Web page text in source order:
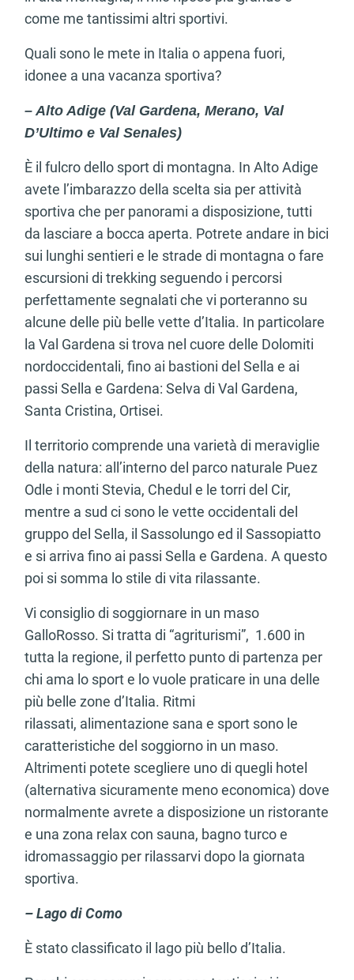
come me tantissimi altri sportivi.
Quali sono le mete in Italia o appena fuori,
idonee a una vacanza sportiva?
– Alto Adige (Val Gardena, Merano, Val
D’Ultimo e Val Senales)
È il fulcro dello sport di montagna. In Alto Adige
avete l’imbarazzo della scelta sia per attività
sportiva che per panorami a disposizione, tutti
da lasciare a bocca aperta. Potrete andare in bici
sui lunghi sentieri e le strade di montagna o fare
escursioni di trekking seguendo i percorsi
perfettamente segnalati che vi porteranno su
alcune delle più belle vette d’Italia. In particolare
la Val Gardena si trova nel cuore delle Dolomiti
nordoccidentali, fino ai bastioni del Sella e ai
passi Sella e Gardena: Selva di Val Gardena,
Santa Cristina, Ortisei.
Il territorio comprende una varietà di meraviglie
della natura: all’interno del parco naturale Puez
Odle i monti Stevia, Chedul e le torri del Cir,
mentre a sud ci sono le vette occidentali del
gruppo del Sella, il Sassolungo ed il Sassopiatto
e si arriva fino ai passi Sella e Gardena. A questo
poi si somma lo stile di vita rilassante.
Vi consiglio di soggiornare in un maso
GalloRosso. Si tratta di “agriturismi”, 1.600 in
tutta la regione, il perfetto punto di partenza per
chi ama lo sport e lo vuole praticare in una delle
più belle zone d’Italia. Ritmi
rilassati, alimentazione sana e sport sono le
caratteristiche del soggiorno in un maso.
Altrimenti potete scegliere uno di quegli hotel
(alternativa sicuramente meno economica) dove
normalmente avrete a disposizione un ristorante
e una zona relax con sauna, bagno turco e
idromassaggio per rilassarvi dopo la giornata
sportiva.
– Lago di Como
È stato classificato il lago più bello d’Italia.